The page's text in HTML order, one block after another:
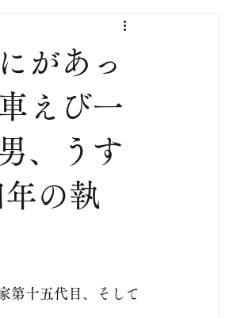
があっ
えび一
、うす
の執
第十五代目、そして